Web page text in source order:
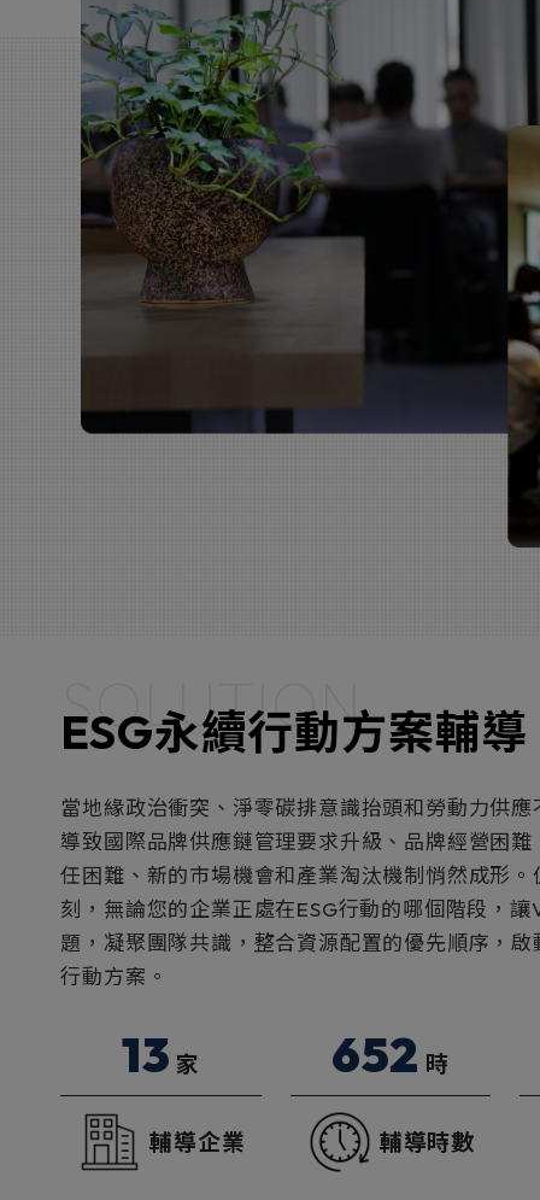
SOLUTION
ESG永續行動方案輔導
當地緣政治衝突、淨零碳排意識抬頭和勞動力供
導致國際品牌供應鏈管理要求升級、品牌經營困
任困難、新的市場機會和產業淘汰機制悄然成形
刻，無論您的企業正處在ESG行動的哪個階段，
題，凝聚團隊共識，整合資源配置的優先順序，啟
行動方案。
13 家
輔導企業
652 時
輔導時數